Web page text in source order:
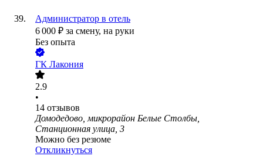
Администратор в отель
6 000 ₽ за смену, на руки
Без опыта
ГК Лакония
2.9
•
14 отзывов
Домодедово, микрорайон Белые Столбы,
Станционная улица, 3
Можно без резюме
Откликнуться